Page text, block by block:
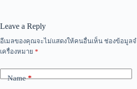
Leave a Reply
อีเมลของคุณจะไม่แสดงให้คนอื่นเห็น ช่องข้อมูล
เครื่องหมาย *
Name*